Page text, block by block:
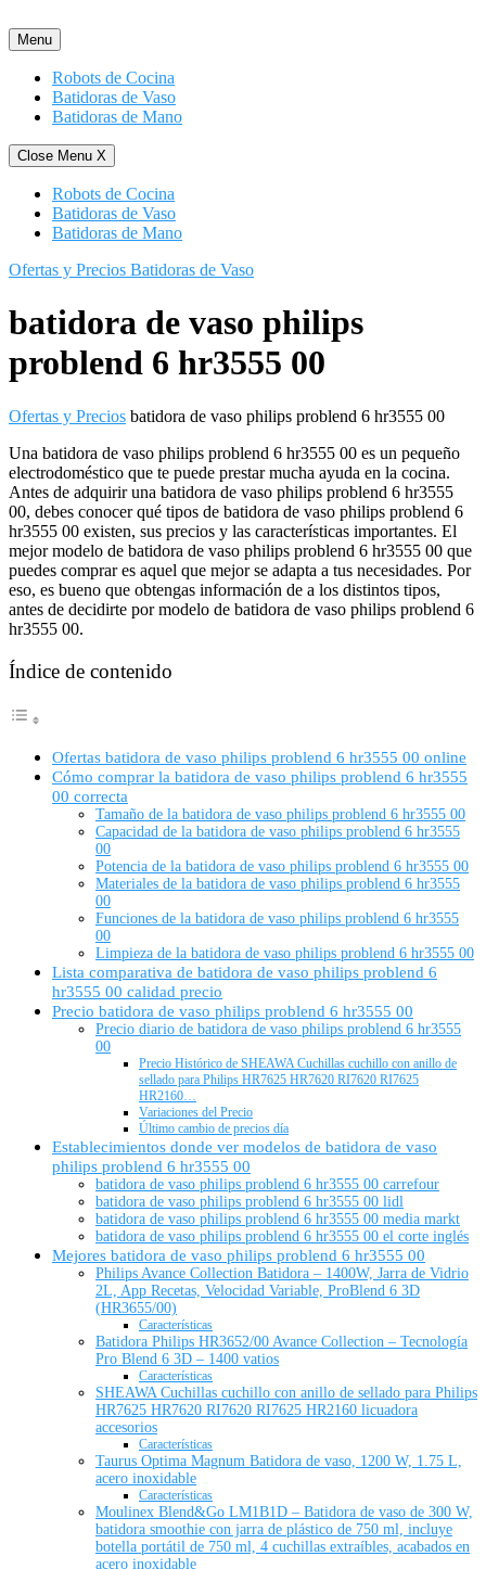
al
contenido
Menu
Robots de Cocina
Batidoras de Vaso
Batidoras de Mano
Close Menu X
Robots de Cocina
Batidoras de Vaso
Batidoras de Mano
Ofertas y Precios Batidoras de Vaso
batidora de vaso philips
problend 6 hr3555 00
Ofertas y Precios batidora de vaso philips problend 6 hr3555 00
Una batidora de vaso philips problend 6 hr3555 00 es un pequeño
electrodoméstico que te puede prestar mucha ayuda en la cocina.
Antes de adquirir una batidora de vaso philips problend 6 hr3555
00, debes conocer qué tipos de batidora de vaso philips problend 6
hr3555 00 existen, sus precios y las características importantes. El
mejor modelo de batidora de vaso philips problend 6 hr3555 00 que
puedes comprar es aquel que mejor se adapta a tus necesidades. Por
eso, es bueno que obtengas información de a los distintos tipos,
antes de decidirte por modelo de batidora de vaso philips problend 6
hr3555 00.
Índice de contenido
Ofertas batidora de vaso philips problend 6 hr3555 00 online
Cómo comprar la batidora de vaso philips problend 6 hr3555
00 correcta
Tamaño de la batidora de vaso philips problend 6 hr3555 00
Capacidad de la batidora de vaso philips problend 6 hr3555
00
Potencia de la batidora de vaso philips problend 6 hr3555 00
Materiales de la batidora de vaso philips problend 6 hr3555
00
Funciones de la batidora de vaso philips problend 6 hr3555
00
Limpieza de la batidora de vaso philips problend 6 hr3555 00
Lista comparativa de batidora de vaso philips problend 6
hr3555 00 calidad precio
Precio batidora de vaso philips problend 6 hr3555 00
Precio diario de batidora de vaso philips problend 6 hr3555
00
Precio Histórico de SHEAWA Cuchillas cuchillo con anillo de
sellado para Philips HR7625 HR7620 RI7620 RI7625
HR2160…
Variaciones del Precio
Último cambio de precios día
Establecimientos donde ver modelos de batidora de vaso
philips problend 6 hr3555 00
batidora de vaso philips problend 6 hr3555 00 carrefour
batidora de vaso philips problend 6 hr3555 00 lidl
batidora de vaso philips problend 6 hr3555 00 media markt
batidora de vaso philips problend 6 hr3555 00 el corte inglés
Mejores batidora de vaso philips problend 6 hr3555 00
Philips Avance Collection Batidora – 1400W, Jarra de Vidrio
2L, App Recetas, Velocidad Variable, ProBlend 6 3D
(HR3655/00)
Características
Batidora Philips HR3652/00 Avance Collection – Tecnología
Pro Blend 6 3D – 1400 vatios
Características
SHEAWA Cuchillas cuchillo con anillo de sellado para Philips
HR7625 HR7620 RI7620 RI7625 HR2160 licuadora
accesorios
Características
Taurus Optima Magnum Batidora de vaso, 1200 W, 1.75 L,
acero inoxidable
Características
Moulinex Blend&Go LM1B1D – Batidora de vaso de 300 W,
batidora smoothie con jarra de plástico de 750 ml, incluye
botella portátil de 750 ml, 4 cuchillas extraíbles, acabados en
acero inoxidable